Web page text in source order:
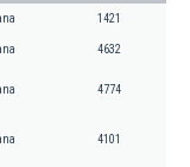
1421
4632
4774
4101